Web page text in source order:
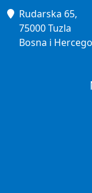
Rudarska 65,
75000 Tuzla
Bosna i